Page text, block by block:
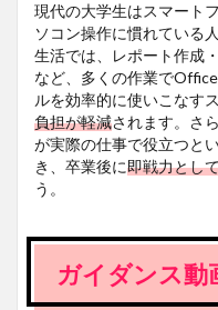
講座
概要
5
試験
概要
6
合格
現代の大学生はスマート
ソコン操作に慣れている
生活では、レポート作成
など、多くの作業で
ルを効率的に使いこなす
負担が軽減されます。さ
が実際の仕事で役立つとい
き、卒業後に即戦力とし
う。
ガイダンス動